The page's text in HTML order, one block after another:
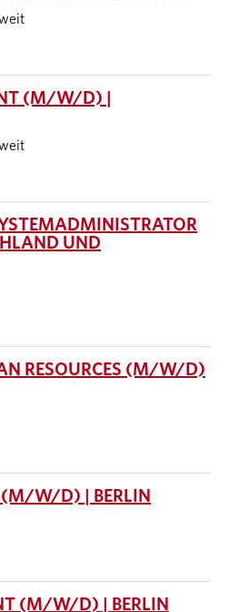
(M/W/D) |
UND
RESOURCES (M/W/D)
(M/W/D) | BERLIN
(M/W/D) | BERLIN